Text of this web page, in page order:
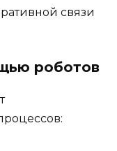
связи
роботов